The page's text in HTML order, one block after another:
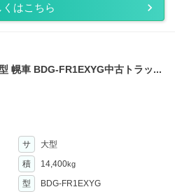
くはこちら
幌車 BDG-FR1EXYG中古トラッ...
サ
大型
積 14,400kg
型
BDG-FR1EXYG